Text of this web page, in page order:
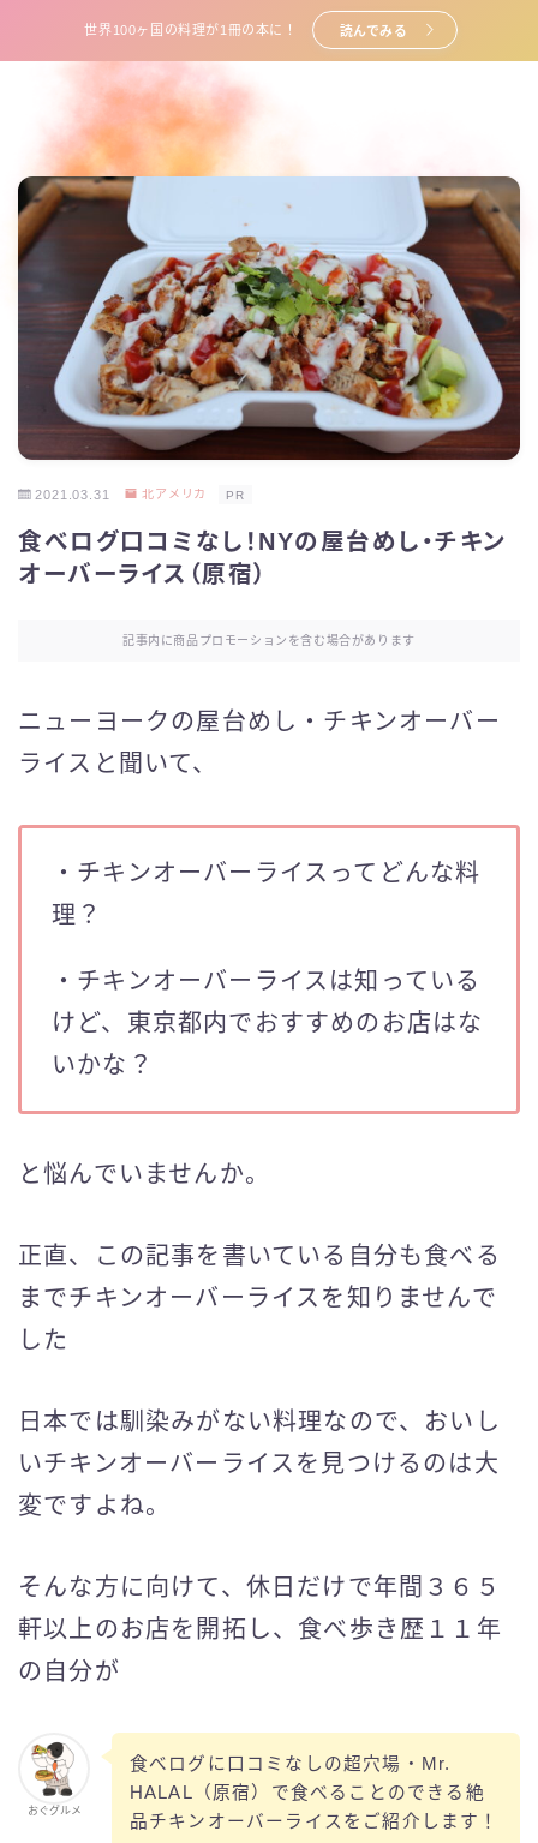
世界100ヶ国の料理が1冊の本に！ 読んでみる
2021.03.31 北アメリカ PR
食べログ口コミなし！NYの屋台めし・チキン
オーバーライス（原宿）
記事内に商品プロモーションを含む場合があります
ニューヨークの屋台めし・チキンオーバー
ライスと聞いて、
・チキンオーバーライスってどんな料
理？
・チキンオーバーライスは知っている
けど、東京都内でおすすめのお店はな
いかな？
と悩んでいませんか。
正直、この記事を書いている自分も食べる
までチキンオーバーライスを知りませんで
した
日本では馴染みがない料理なので、おいし
いチキンオーバーライスを見つけるのは大
変ですよね。
そんな方に向けて、休日だけで年間３６５
軒以上のお店を開拓し、食べ歩き歴１１年
の自分が
おぐグルメ
食べログに口コミなしの超穴場・Mr.
HALAL（原宿）で食べることのできる絶
品チキンオーバーライスをご紹介します！